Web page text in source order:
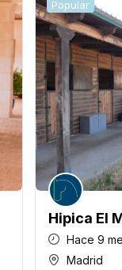
Popular
Hipica El
Hace 9
Madrid